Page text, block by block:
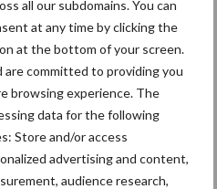
all our subdomains. You can
at any time by clicking the
at the bottom of your screen.
committed to providing you
browsing experience. The
data for the following
Store and/or access
advertising and content,
audience research,
gestapeld.
aan de onderste laag van de
wrijving te voorkomen.
afwikkelen van de folie en doe